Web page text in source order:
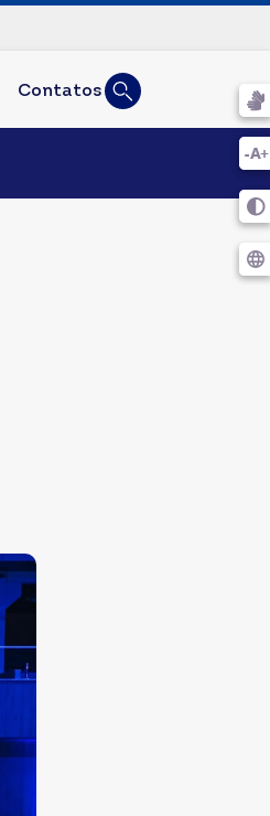
Busca
Digite duas ou mais
Contatos